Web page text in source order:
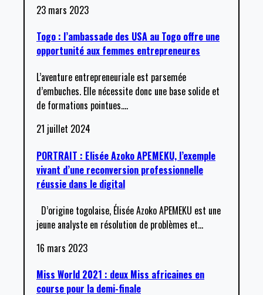
23 mars 2023
Togo : l’ambassade des USA au Togo offre une
opportunité aux femmes entrepreneures
L’aventure entrepreneuriale est parsemée
d’embuches. Elle nécessite donc une base solide et
de formations pointues.…
21 juillet 2024
PORTRAIT : Elisée Azoko APEMEKU, l’exemple
vivant d’une reconversion professionnelle
réussie dans le digital
D’origine togolaise, Élisée Azoko APEMEKU est une
jeune analyste en résolution de problèmes et…
16 mars 2023
Miss World 2021 : deux Miss africaines en
course pour la demi-finale